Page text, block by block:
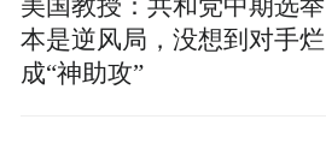
美国教授：共和党中期选举
本是逆风局，没想到对手烂
成“神助攻”